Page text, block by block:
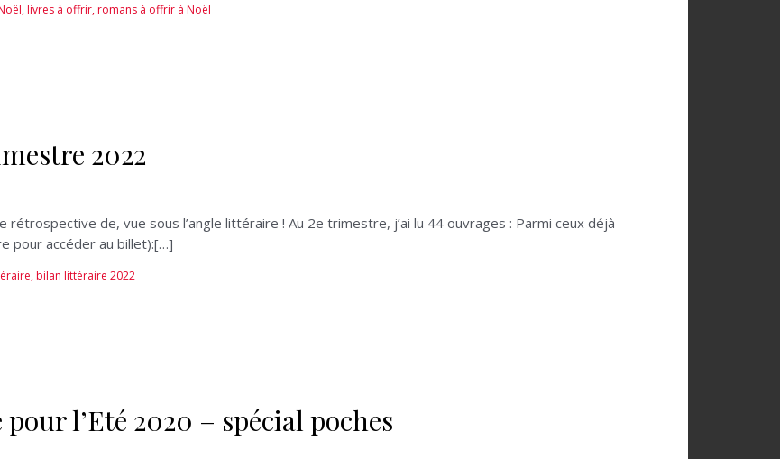
,livres à offrir,romans à offrir à Noël
2022
de, vue sous l’angle littéraire ! Au 2e trimestre, j’ai lu 44 ouvrages : Parmi ceux déjà
pour accéder au billet):[…]
,bilan littéraire 2022
l’Eté 2020 – spécial poches